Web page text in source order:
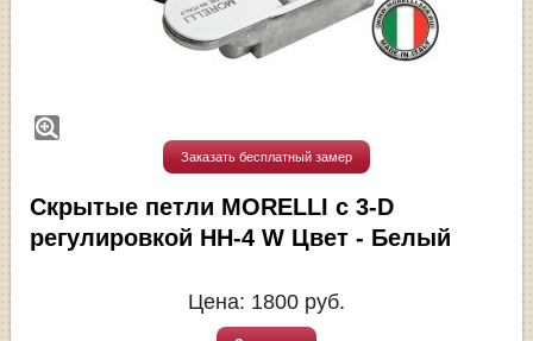
Заказать бесплатный замер
Скрытые петли MORELLI с 3-D
регулировкой HH-4 W Цвет - Белый
Цена: 1800 руб.